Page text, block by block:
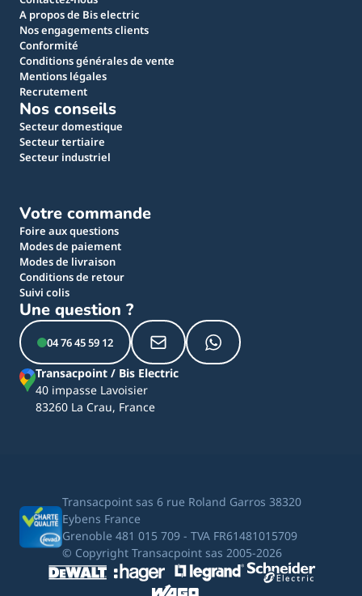
A propos de Bis electric
Nos engagements clients
Conformité
Conditions générales de vente
Mentions légales
Recrutement
Nos conseils
Secteur domestique
Secteur tertiaire
Secteur industriel
Votre commande
Foire aux questions
Modes de paiement
Modes de livraison
Conditions de retour
Suivi colis
Une question ?
04 76 45 59 12
Transacpoint / Bis Electric
40 impasse Lavoisier
83260 La Crau, France
Transacpoint sas 6 rue Roland Garros 38320
Eybens France
Grenoble 481 015 709 - TVA FR61481015709
© Copyright Transacpoint sas 2005-2026